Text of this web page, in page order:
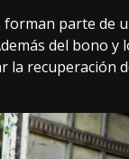
forman parte
del bono y
recuperación